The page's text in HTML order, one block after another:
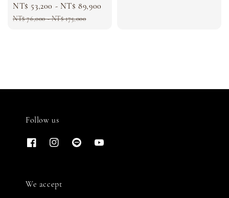
Sale
price
NT$ 53,200 - NT$ 89,900
NT$ 76,000-NT$ 175,000
Follow us
We accept